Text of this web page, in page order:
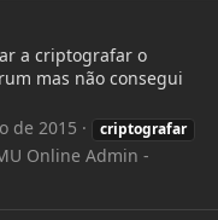
a criptografar o
mas não consegui
de 2015
criptografar
Online Admin -